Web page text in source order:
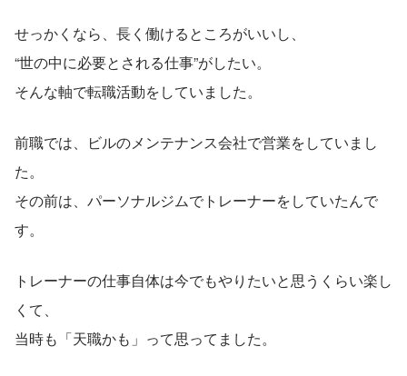
せっかくなら、長く働けるところがいいし、
“世の中に必要とされる仕事”がしたい。
そんな軸で転職活動をしていました。
前職では、ビルのメンテナンス会社で営業をしていまし
た。
その前は、パーソナルジムでトレーナーをしていたんで
す。
トレーナーの仕事自体は今でもやりたいと思うくらい楽し
くて、
当時も「天職かも」って思ってました。